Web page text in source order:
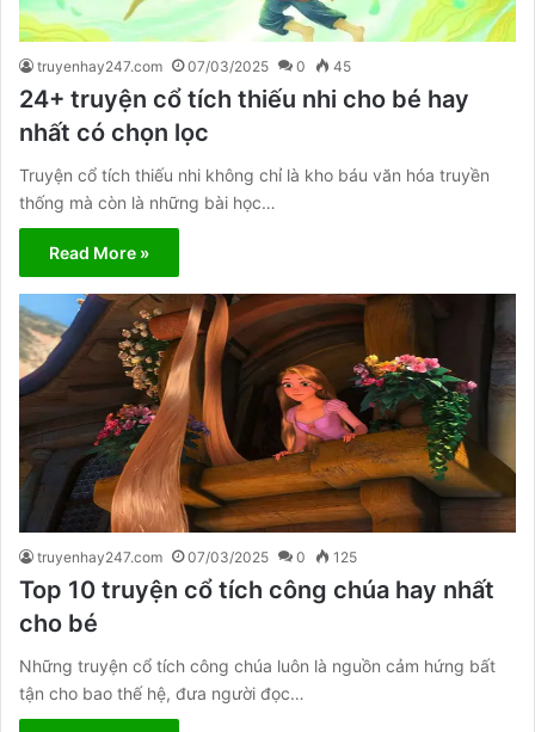
truyenhay247.com 07/03/2025 0 45
24+ truyện cổ tích thiếu nhi cho bé hay
nhất có chọn lọc
Truyện cổ tích thiếu nhi không chỉ là kho báu văn hóa truyền
thống mà còn là những bài học…
Read More »
truyenhay247.com 07/03/2025 0 125
Top 10 truyện cổ tích công chúa hay nhất
cho bé
Những truyện cổ tích công chúa luôn là nguồn cảm hứng bất
tận cho bao thế hệ, đưa người đọc…